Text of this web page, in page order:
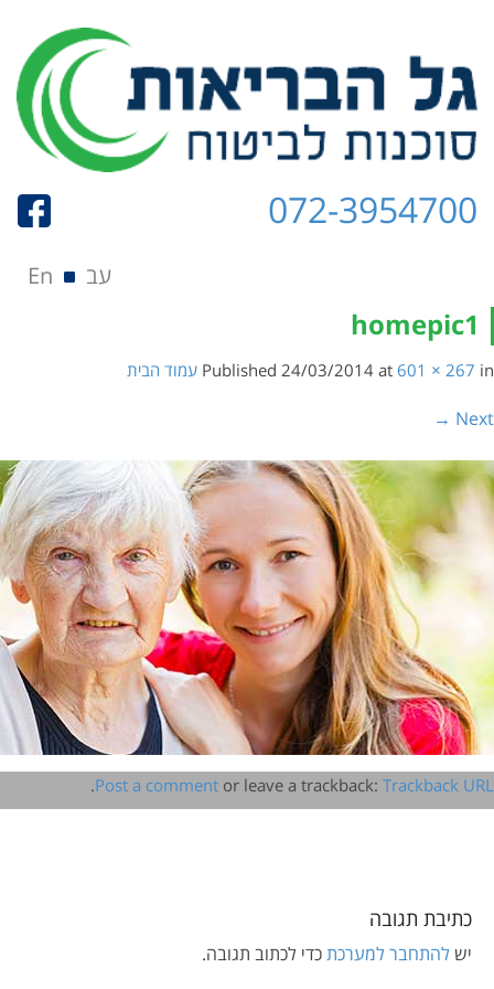
072-3954700
עב En
homepic1
Published 24/03/2014 at 601 × 267 in עמוד הבית
Next →
Post a comment or leave a trackback: Trackback URL
.
כתיבת תגובה
ישלהתחבר למערכתכדי לכתוב תגובה.